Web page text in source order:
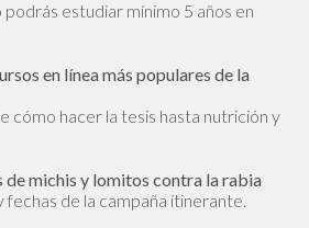
estudiar mínimo 5 años en
en línea más populares de la
cómo hacer la tesis hasta nutrición y
de michis y lomitos contra la rabia
fechas de la campaña itinerante.